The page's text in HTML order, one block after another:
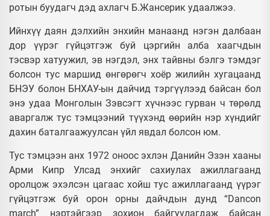
ротын буудагч дэд ахлагч Б.Жансерик удаалжээ.
Ийнхүү даян дэлхийн энхийн манаанд нэгэн далбаан
дор үүрэг гүйцэтгэж буй цэргийн алба хаагчдын
тэсвэр хатуужил, эв нэгдэл, энх тайвны бэлгэ тэмдэг
болсон тус маршид өнгөрөгч хоёр жилийн хугацаанд
БНЭУ болон БНХАУ-ын дайчид тэргүүлээд байсан бол
энэ удаа Монголын Зэвсэгт хүчнээс гурван ч төрөлд
аваргалж тус тэмцээний түүхэнд өөрийн нэр хүндийг
дахин баталгаажуулсан үйл явдал болсон юм.
Тус тэмцээн анх 1972 оноос эхлэн Данийн Эзэн хааны
Арми Кипр Улсад энхийг сахиулах ажиллагаанд
оролцож эхэлсэн цагаас хойш тус ажиллагаанд үүрэг
гүйцэтгэж буй орон орны дайчдын дунд “Dancon
march” нэртэйгээр зохион байгуулагдаж байсан